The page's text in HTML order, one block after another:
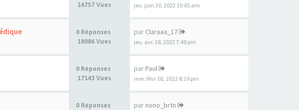
14757 Vues
jeu. juin 30, 2022 10:05 am
0 Réponses
18086 Vues
par Claraaa_17
jeu. avr. 28, 2022 7:48 pm
0 Réponses
17143 Vues
par Paul
mer. févr. 02, 2022 8:19 pm
0 Réponses
par nono_brtn